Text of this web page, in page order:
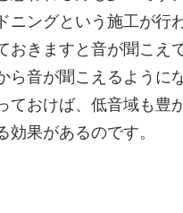
ニングという施工が
おきますと音が聞こえ
ら音が聞こえるように
ておけば、低音域も
果があるのです。